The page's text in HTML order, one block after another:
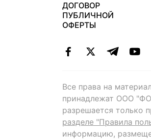
ДОГОВОР
ПУБЛИЧНОЙ
ОФЕРТЫ
Все права на
принадлежат ООО
разрешается только
разделе "Правила
информацию,